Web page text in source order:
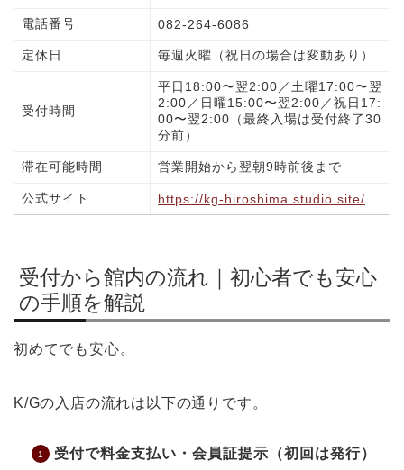
電話番号 082-264-6086
定休日 毎週火曜（祝日の場合は変動あり）
受付時間
平日18:00〜翌2:00／土曜17:00〜翌
2:00／日曜15:00〜翌2:00／祝日17:
00〜翌2:00（最終入場は受付終了30
分前）
滞在可能時間 営業開始から翌朝9時前後まで
公式サイト https://kg-hiroshima.studio.site/
受付から館内の流れ｜初心者でも安心
の手順を解説
初めてでも安心。
K/Gの入店の流れは以下の通りです。
受付で料金支払い・会員証提示（初回は発行）